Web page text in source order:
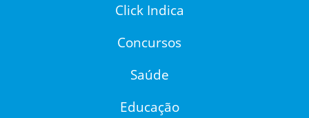
Click Indica
Concursos
Saúde
Educação